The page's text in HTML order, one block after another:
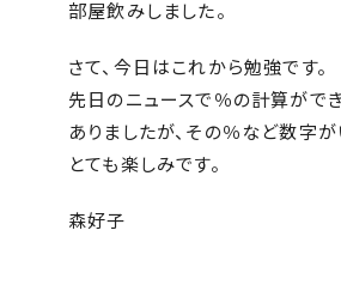
部屋飲みしました。
さて、今日はこれから勉強です。
先日のニュースで％の計算がで
ありましたが、その％など数字が
とても楽しみです。
森好子